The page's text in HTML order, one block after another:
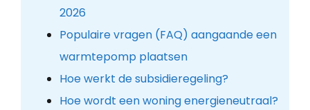
2026
Populaire vragen (FAQ) aangaande een
warmtepomp plaatsen
Hoe werkt de subsidieregeling?
Hoe wordt een woning energieneutraal?